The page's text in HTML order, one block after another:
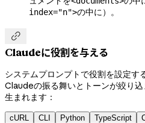
index="n">の中に）。

Claudeに役割を与える
システムプロンプトで役割を設定す
Claudeの振る舞いとトーンが絞り
生まれます：
cURL CLI Python TypeScript